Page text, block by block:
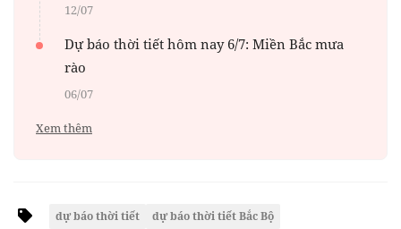
12/07
Dự báo thời tiết hôm nay 6/7: Miền Bắc mưa
rào
06/07
Xem thêm
dự báo thời tiết
dự báo thời tiết Bắc Bộ